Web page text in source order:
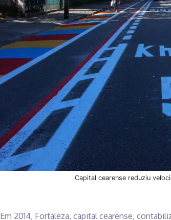
Capital cearense reduziu
Em 2014, Fortaleza, capital cearense,